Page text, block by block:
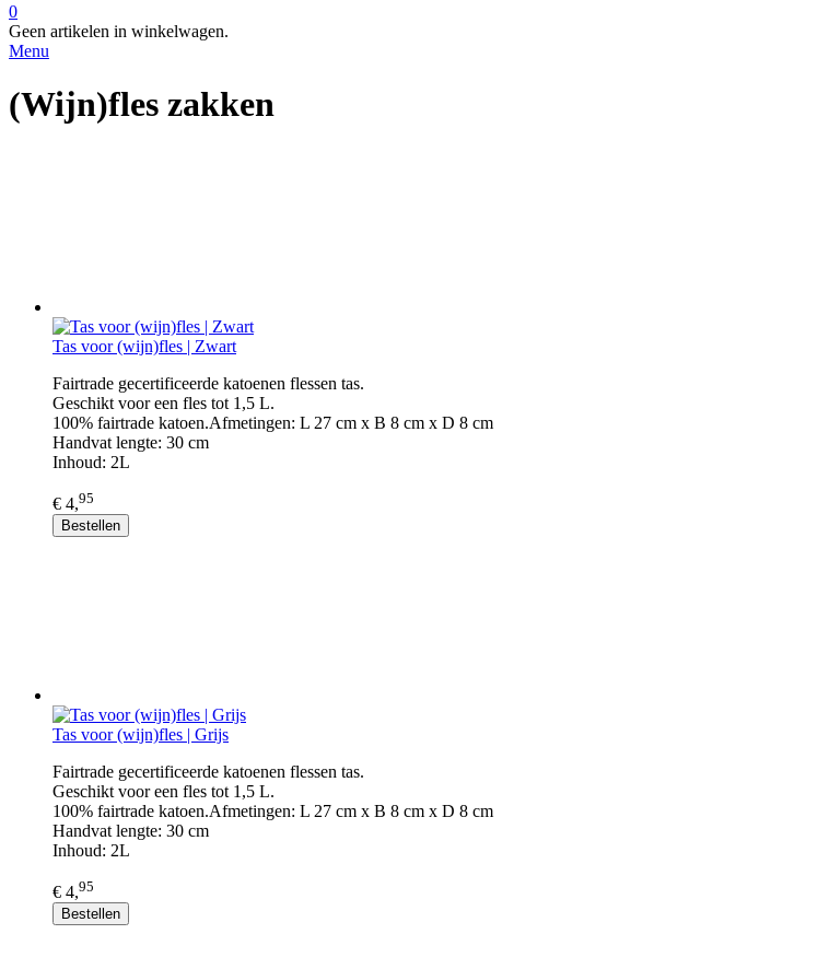
0
Geen artikelen in winkelwagen.
Menu
(Wijn)fles zakken
Tas voor (wijn)fles | Zwart
Fairtrade gecertificeerde katoenen flessen tas.
Geschikt voor een fles tot 1,5 L.
100% fairtrade katoen.Afmetingen: L 27 cm x B 8 cm x D 8 cm
Handvat lengte: 30 cm
Inhoud: 2L
€ 4,95
Bestellen
Tas voor (wijn)fles | Grijs
Fairtrade gecertificeerde katoenen flessen tas.
Geschikt voor een fles tot 1,5 L.
100% fairtrade katoen.Afmetingen: L 27 cm x B 8 cm x D 8 cm
Handvat lengte: 30 cm
Inhoud: 2L
€ 4,95
Bestellen